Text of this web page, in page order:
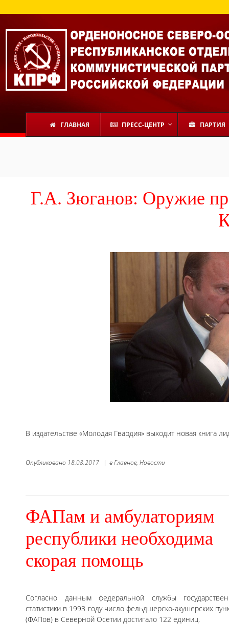
ГЛАВНАЯ ПРЕСС-ЦЕНТР ПАРТИЯ
Г.А. Зюганов: Оружие
В издательстве «Молодая Гвардия» выходит новая книга
Опубликовано 18.08.2017 | вГлавное, Новости
ФАПам и амбулаториям
республики необходима
скорая помощь
Согласно данным федеральной службы
статистики в 1993 году число фельдшерско-акушерских
(ФАПов) в Северной Осетии достигало 122 единиц.